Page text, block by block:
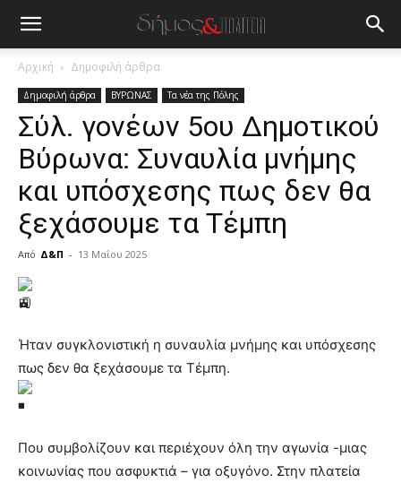
Αρχική Δημοφιλή άρθρα
Δημοφιλή άρθρα ΒΥΡΩΝΑΣ Τα νέα της Πόλης
Σύλ. γονέων 5ου Δημοτικού
Βύρωνα: Συναυλία μνήμης
και υπόσχεσης πως δεν θα
ξεχάσουμε τα Τέμπη
Από Δ&Π - 13 Μαΐου 2025
blonde
lesbians
hot
cam
show.
xxx
teaches
you
Ήταν συγκλονιστική η συναυλία μνήμης και υπόσχεσης
πως δεν θα ξεχάσουμε τα Τέμπη.
Που συμβολίζουν και περιέχουν όλη την αγωνία -μιας
κοινωνίας που ασφυκτιά – για οξυγόνο. Στην πλατεία